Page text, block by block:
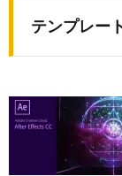
テンプレー